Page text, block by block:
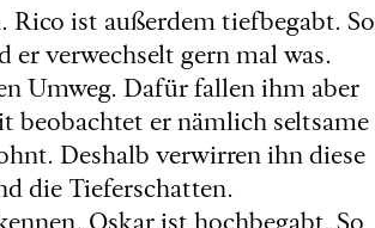
ist außerdem tiefbegabt. So
verwechselt gern mal was.
Umweg. Dafür fallen ihm aber
beobachtet er nämlich seltsame
Deshalb verwirren ihn diese
die Tieferschatten.
Oskar ist hochbegabt. So